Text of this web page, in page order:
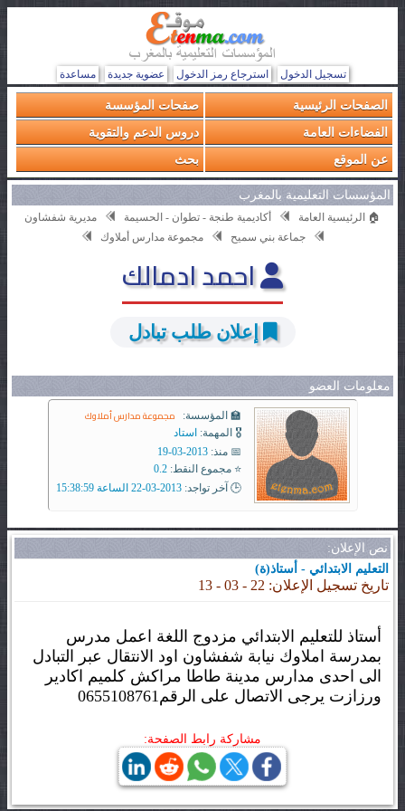
تسجيل الدخول استرجاع رمز الدخول عضوية جديدة مساعدة
الصفحات الرئيسية
صفحات المؤسسة
الفضاءات العامة
دروس الدعم والتقوية
عن الموقع
بحث
المؤسسات التعليمية بالمغرب
🏠 الرئيسية العامة أكاديمية طنجة - تطوان - الحسيمة
مديرية شفشاون
جماعة بني سميح
مجموعة مدارس أملاوك
احمد ادمالك
إعلان طلب تبادل
معلومات العضو
🏫 المؤسسة: مجموعة مدارس أملاوك
🎖️ المهمة: استاد
📅 منذ: 2013-03-19
⭐ مجموع النقط: 0.2
🕒 آخر تواجد: 2013-03-22 الساعة 15:38:59
نص الإعلان:
التعليم الابتدائي - أستاذ(ة)
تاريخ تسجيل الإعلان: 22 - 03 - 13
أستاذ للتعليم الابتدائي مزدوج اللغة اعمل مدرس
بمدرسة املاوك نيابة شفشاون اود الانتقال عبر التبادل
الى احدى مدارس مدينة طاطا مراكش كلميم اكادير
ورزازت يرجى الاتصال على الرقم0655108761
مشاركة رابط الصفحة: